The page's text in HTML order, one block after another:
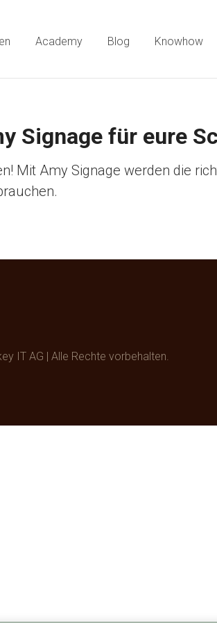
Academy Blog Knowhow
Signage für eure
Mit Amy Signage werden die
IT AG | Alle Rechte vorbehalten.